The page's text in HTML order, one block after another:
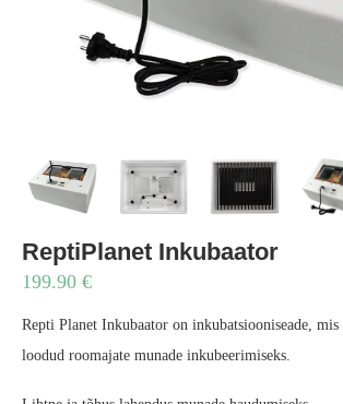
ReptiPlanet Inkubaator
199.90 €
Repti Planet Inkubaator on inkubatsiooniseade, mis
loodud roomajate munade inkubeerimiseks.